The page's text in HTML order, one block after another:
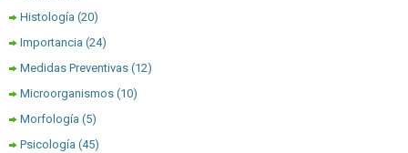
Histología (20)
Importancia (24)
Medidas Preventivas (12)
Microorganismos (10)
Morfología (5)
Psicología (45)